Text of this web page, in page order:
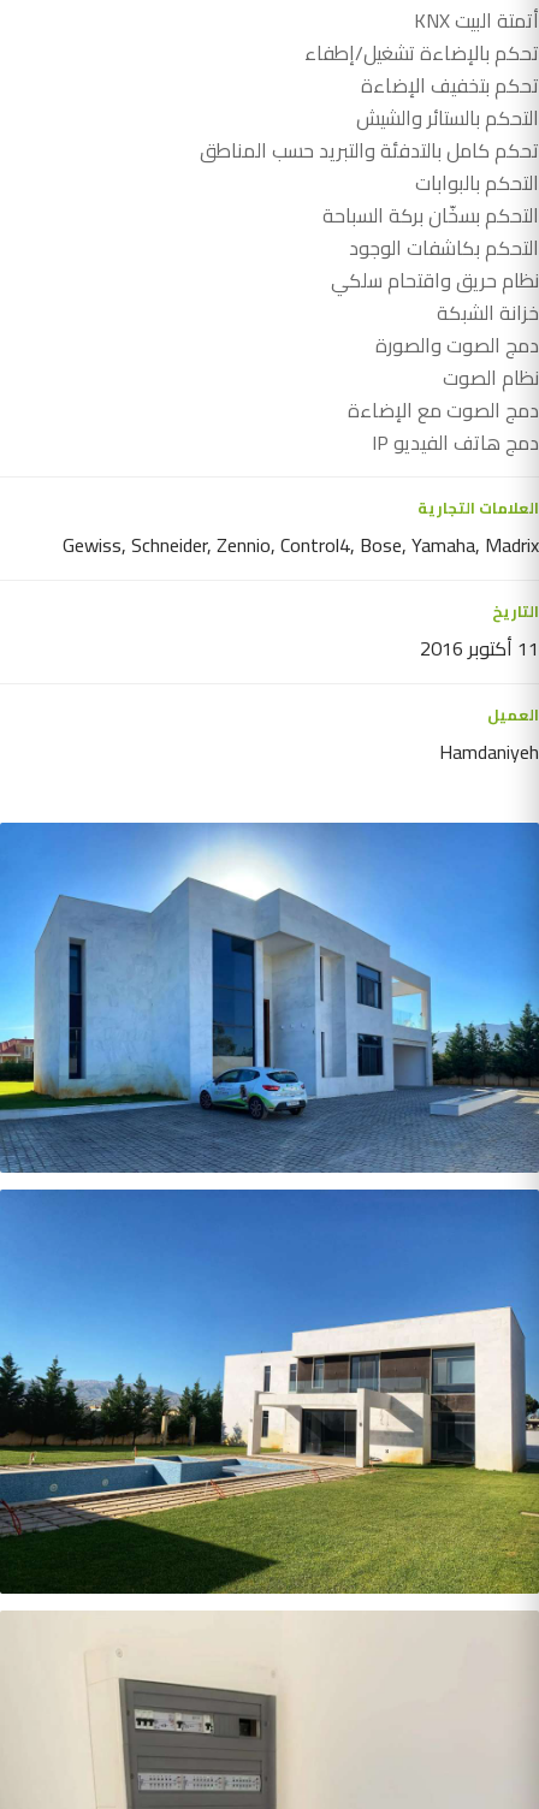
أتمتة البيت KNX
تحكم بالإضاءة تشغيل/إطفاء
تحكم بتخفيف الإضاءة
التحكم بالستائر والشيش
تحكم كامل بالتدفئة والتبريد حسب المناطق
التحكم بالبوابات
التحكم بسخّان بركة السباحة
التحكم بكاشفات الوجود
نظام حريق واقتحام سلكي
خزانة الشبكة
دمج الصوت والصورة
نظام الصوت
دمج الصوت مع الإضاءة
دمج هاتف الفيديو IP
العلامات التجارية
Gewiss, Schneider, Zennio, Control4, Bose, Yamaha, Madrix
التاريخ
11 أكتوبر 2016
العميل
Hamdaniyeh